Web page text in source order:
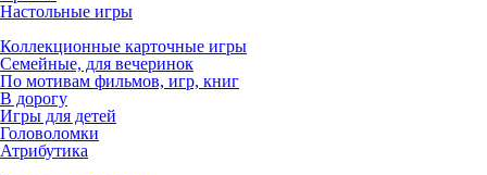
Настольные игры
Коллекционные карточные игры
Семейные, для вечеринок
По мотивам фильмов, игр, книг
В дорогу
Игры для детей
Головоломки
Атрибутика